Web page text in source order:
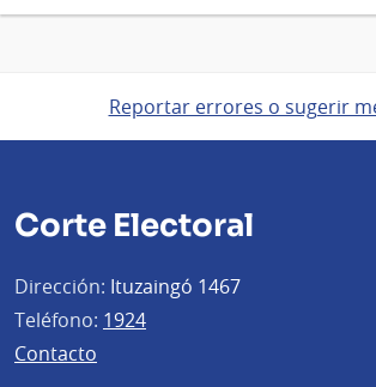
Reportar errores o sugerir
Corte Electoral
Dirección: Ituzaingó 1467
Teléfono: 1924
Contacto